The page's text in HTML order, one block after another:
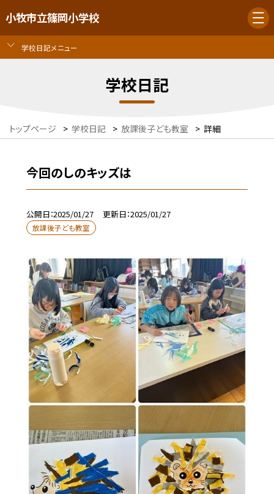
小牧市立篠岡小学校
学校日記メニュー
学校日記
トップページ > 学校日記 > 放課後子ども教室 > 詳細
今回のしのキッズは
公開日 2025/01/27 更新日 2025/01/27
放課後子ども教室